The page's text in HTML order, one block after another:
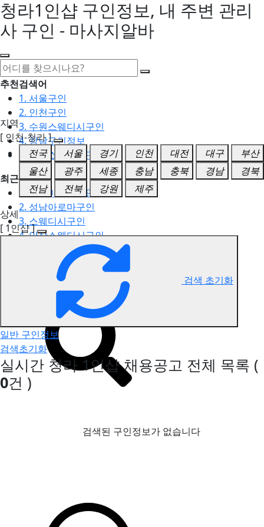
청라1인샵 구인정보, 내 주변 관리
사 구인 - 마사지알바
추천검색어
1. 서울구인
2. 인천구인
3. 수원스웨디시구인
4. 강남구인정보
5. 동탄스웨디시구인
최근검색어
1. 일산마사지구인
2. 성남아로마구인
3. 스웨디시구인
4. 안산스웨디시구인
5. 아로마구인
청라 1인샵 구인정보
지역
[ 인천-청라 ]
전국
서울 경기 인천 대전 대구
부산
울산
광주 세종 충남 충북 경남
경북
전남
전북 강원
제주
상세
[ 1인샵 ]
검색 초기화
일반 구인정보
검색초기화
실시간 청라 1인샵 채용공고 전체 목록 (
0건 )
검색된 구인정보가 없습니다